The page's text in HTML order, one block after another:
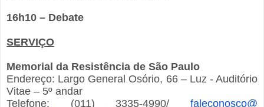
16h10 – Debate
SERVIÇO
Memorial da Resistência de São Paulo
Endereço: Largo General Osório, 66 – Luz - Auditório
Vitae – 5º andar
Telefone: (011) 3335-4990/ faleconosco@